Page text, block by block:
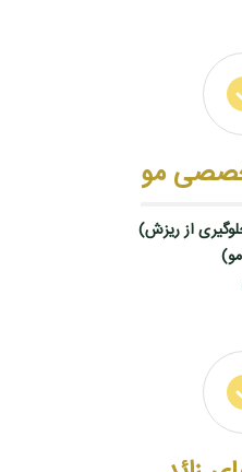
مو
از ریزش)